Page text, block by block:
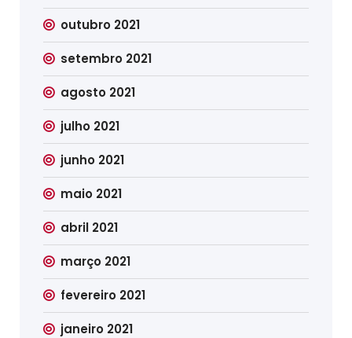
outubro 2021
setembro 2021
agosto 2021
julho 2021
junho 2021
maio 2021
abril 2021
março 2021
fevereiro 2021
janeiro 2021